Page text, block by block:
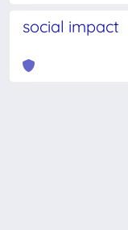
social impact